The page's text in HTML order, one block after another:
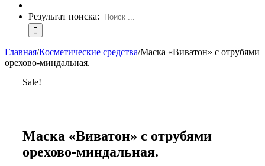
Результат поиска:
Главная/Косметические средства/Маска «Виватон» с отрубями
орехово-миндальная.
Sale!
Маска «Виватон» с отрубями
орехово-миндальная.